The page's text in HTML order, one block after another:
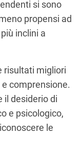
si sono
propensi ad
inclini a
risultati migliori
comprensione.
il desiderio di
e psicologico,
le